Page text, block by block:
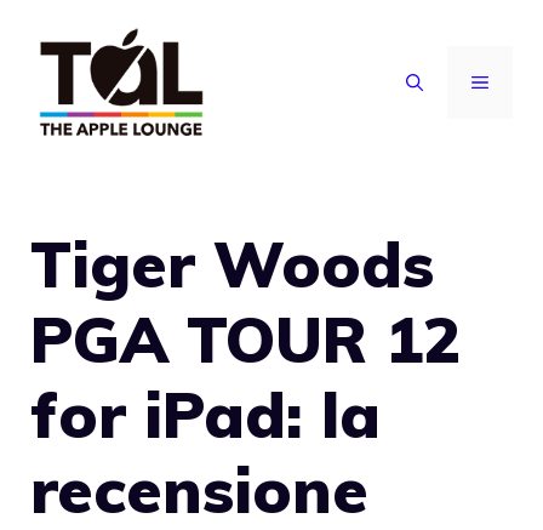
contenuto
MENU
Tiger Woods
PGA TOUR 12
for iPad: la
recensione